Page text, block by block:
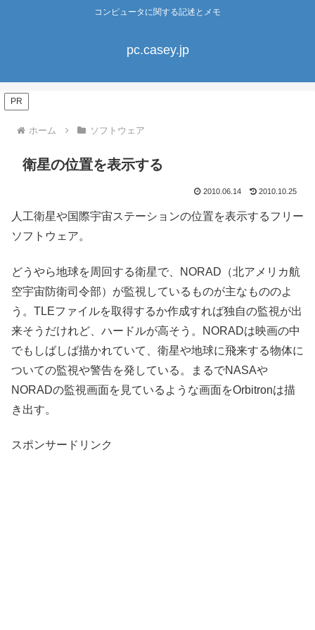
コンピュータに関する記述とメモ
pc.casey.jp
PR
ホーム ソフトウェア
衛星の位置を表示する
2010.06.14 2010.10.25
人工衛星や国際宇宙ステーションの位置を表示するフリー
ソフトウェア。
どうやら地球を周回する衛星で、NORAD（北アメリカ航
空宇宙防衛司令部）が監視しているものが主なもののよ
う。TLEファイルを取得するか作成すれば独自の監視が出
来そうだけれど、ハードルが高そう。NORADは映画の中
でもしばしば描かれていて、衛星や地球に飛来する物体に
ついての監視や警告を発している。まるでNASAや
NORADの監視画面を見ているような画面をOrbitronは描
き出す。
スポンサードリンク